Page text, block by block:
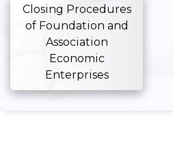
Closing Procedures
of Foundation and
Association
Economic
Enterprises